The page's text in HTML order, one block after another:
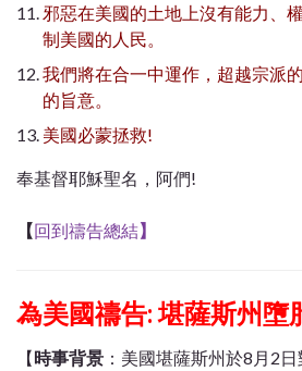
邪惡在美國的土地上沒有能力、
制美國的人民。
我們將在合一中運作，超越宗派
的旨意。
美國必蒙拯救!
奉基督耶穌聖名，阿們!
【回到禱告總結】
為美國禱告: 堪薩斯州墮
【時事背景 ：美國堪薩斯州於8月2日